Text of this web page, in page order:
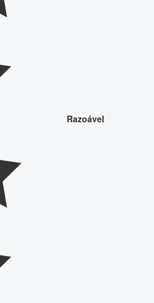
Razoável